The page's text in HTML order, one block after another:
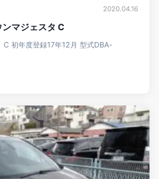
2020.04.16
ンマジェスタ C
C 初年度登録17年12月 型式DBA-